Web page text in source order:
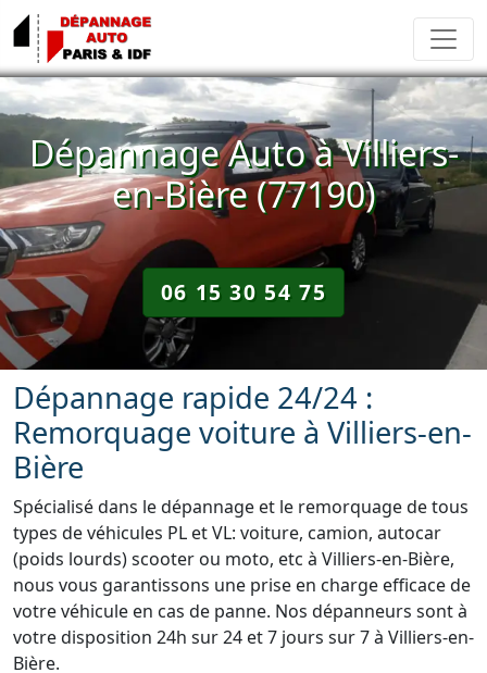
Dépannage Auto à Villiers-
en-Bière (77190)
06 15 30 54 75
Dépannage rapide 24/24 :
Remorquage voiture à Villiers-en-
Bière
Spécialisé dans le dépannage et le remorquage de tous
types de véhicules PL et VL: voiture, camion, autocar
(poids lourds) scooter ou moto, etc à Villiers-en-Bière,
nous vous garantissons une prise en charge efficace de
votre véhicule en cas de panne. Nos dépanneurs sont à
votre disposition 24h sur 24 et 7 jours sur 7 à Villiers-en-
Bière.